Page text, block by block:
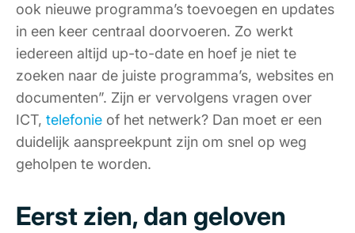
ook nieuwe programma’s toevoegen en updates
in een keer centraal doorvoeren. Zo werkt
iedereen altijd up-to-date en hoef je niet te
zoeken naar de juiste programma’s, websites en
documenten”. Zijn er vervolgens vragen over
ICT, telefonie of het netwerk? Dan moet er een
duidelijk aanspreekpunt zijn om snel op weg
geholpen te worden.
Eerst zien, dan geloven